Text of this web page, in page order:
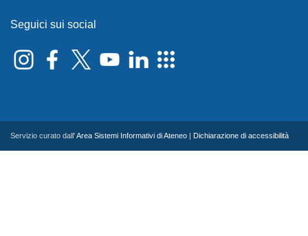
Seguici sui social
Servizio curato dall'Area Sistemi Informativi di Ateneo Dichiarazione di accessibilità